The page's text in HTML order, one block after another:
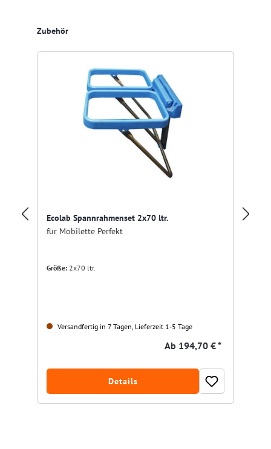
Produktgalerie überspringen
Zubehör
Ecolab Spannrahmenset 2x70 ltr.
für Mobilette Perfekt
Größe: 2x70 ltr.
Versandfertig in 7 Tagen, Lieferzeit 1-5 Tage
Ab 194,70 € *
Details